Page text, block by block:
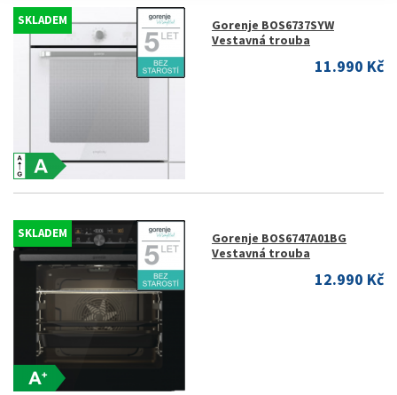
SKLADEM
Gorenje BOS6737SYW
Vestavná trouba
11.990 Kč
SKLADEM
Gorenje BOS6747A01BG
Vestavná trouba
12.990 Kč